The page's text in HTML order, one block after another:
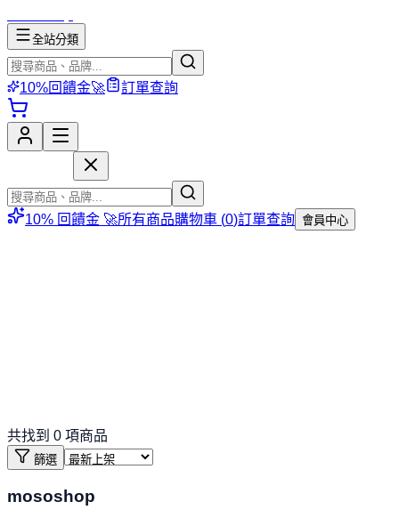
全站分類
10%回饋金🚀 訂單查詢
10% 回饋金 🚀所有商品購物車 (0)訂單查詢 會員中心
共找到 0 項商品
篩選
mososhop